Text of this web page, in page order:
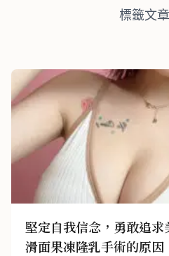
標籤文
堅定自我信念，勇敢追
滑面果凍隆乳手術的原因